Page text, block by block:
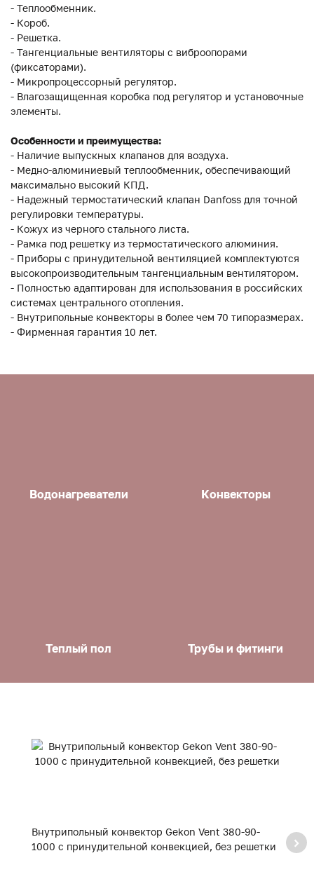
- Теплообменник.
- Короб.
- Решетка.
- Тангенциальные вентиляторы с виброопорами
(фиксаторами).
- Микропроцессорный регулятор.
- Влагозащищенная коробка под регулятор и установочные
элементы.
Особенности и преимущества:
- Наличие выпускных клапанов для воздуха.
- Медно-алюминиевый теплообменник, обеспечивающий
максимально высокий КПД.
- Надежный термостатический клапан Danfoss для точной
регулировки температуры.
- Кожух из черного стального листа.
- Рамка под решетку из термостатического алюминия.
- Приборы с принудительной вентиляцией комплектуются
высокопроизводительным тангенциальным вентилятором.
- Полностью адаптирован для использования в российских
системах центрального отопления.
- Внутрипольные конвекторы в более чем 70 типоразмерах.
- Фирменная гарантия 10 лет.
Водонагреватели Конвекторы
Теплый пол Трубы и фитинги
Внутрипольный конвектор Gekon Vent 380-90-
1000 с принудительной конвекцией, без решетки